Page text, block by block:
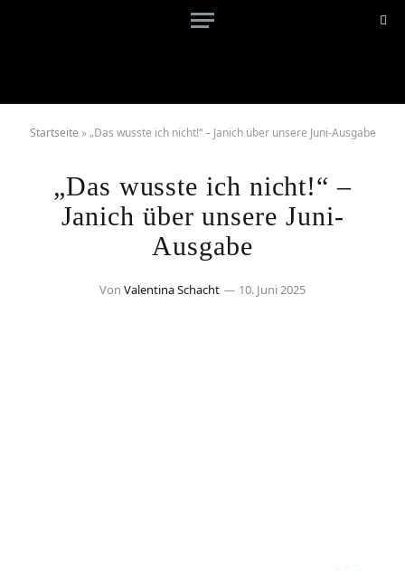
Startseite »„Das wusste ich nicht!“ – Janich über unsere Juni-Ausgabe
„Das wusste ich nicht!“ –
Janich über unsere Juni-
Ausgabe
Von Valentina Schacht 10. Juni 2025